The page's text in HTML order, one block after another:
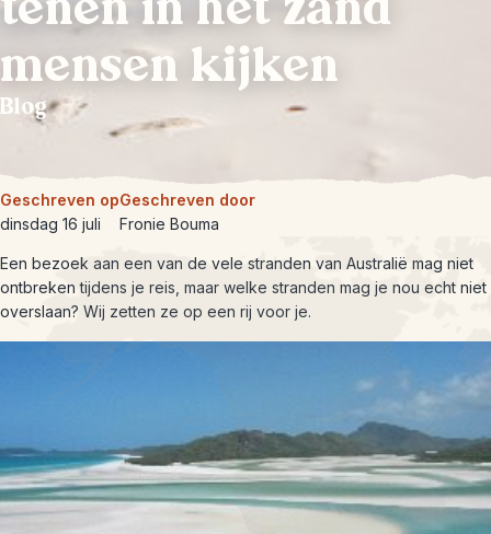
mensen kijken
Blog
Geschreven op
dinsdag 16 juli
Geschreven door
Fronie Bouma
Een bezoek aan een van de vele stranden van Australië mag niet
ontbreken tijdens je reis, maar welke stranden mag je nou echt niet
overslaan? Wij zetten ze op een rij voor je.